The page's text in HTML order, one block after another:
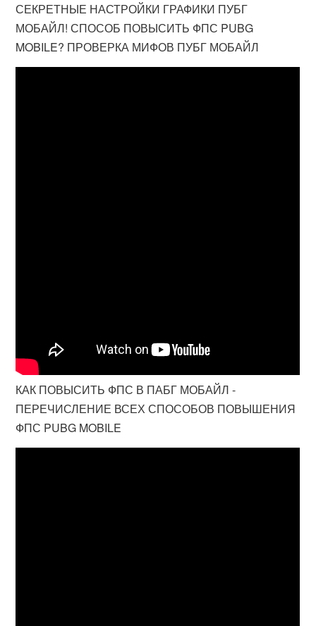
СЕКРЕТНЫЕ НАСТРОЙКИ ГРАФИКИ ПУБГ
МОБАЙЛ! СПОСОБ ПОВЫСИТЬ ФПС PUBG
MOBILE? ПРОВЕРКА МИФОВ ПУБГ МОБАЙЛ
КАК ПОВЫСИТЬ ФПС В ПАБГ МОБАЙЛ -
ПЕРЕЧИСЛЕНИЕ ВСЕХ СПОСОБОВ ПОВЫШЕНИЯ
ФПС PUBG MOBILE